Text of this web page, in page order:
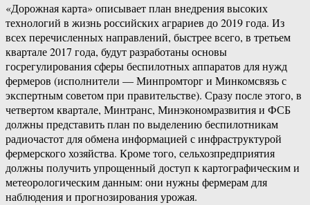
«Дорожная карта» описывает план внедрения высоких
технологий в жизнь российских аграриев до 2019 года. Из
всех перечисленных направлений, быстрее всего, в третьем
квартале 2017 года, будут разработаны основы
госрегулирования сферы беспилотных аппаратов для нужд
фермеров (исполнители — Минпромторг и Минкомсвязь с
экспертным советом при правительстве). Сразу после этого, в
четвертом квартале, Минтранс, Минэкономразвития и ФСБ
должны представить план по выделению беспилотникам
радиочастот для обмена информацией с инфраструктурой
фермерского хозяйства. Кроме того, сельхозпредприятия
должны получить упрощенный доступ к картографическим и
метеорологическим данным: они нужны фермерам для
наблюдения и прогнозирования урожая.